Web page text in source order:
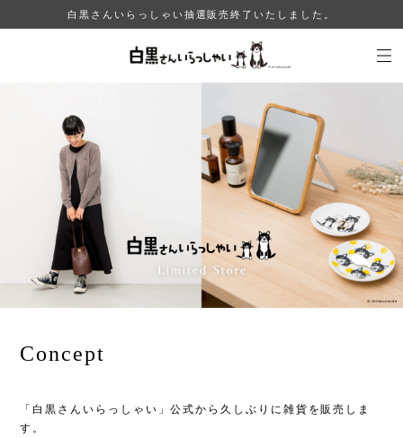
白黒さんいらっしゃい抽選販売終了いたしました。
Concept
「白黒さんいらっしゃい」公式から久しぶりに雑貨を販売しま
す。​